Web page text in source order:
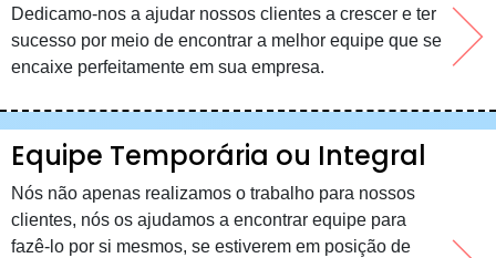
Dedicamo-nos a ajudar nossos clientes a crescer e ter
sucesso por meio de encontrar a melhor equipe que se
encaixe perfeitamente em sua empresa.
Equipe Temporária ou Integral
Nós não apenas realizamos o trabalho para nossos
clientes, nós os ajudamos a encontrar equipe para
fazê-lo por si mesmos, se estiverem em posição de